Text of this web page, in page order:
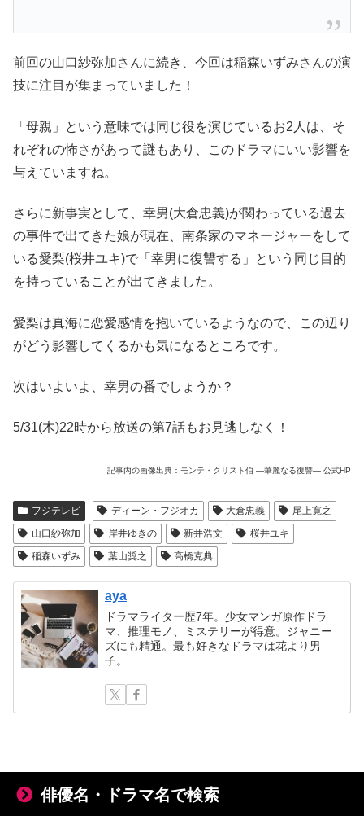
前回の山口紗弥加さんに続き、今回は稲森いずみさんの演
技に注目が集まっていました！
「母親」という意味では同じ役を演じているお2人は、そ
れぞれの怖さがあって謎もあり、このドラマにいい影響を
与えていますね。
さらに新事実として、幸男(大倉忠義)が関わっている過去
の事件で出てきた娘が現在、南条家のマネージャーをして
いる愛梨(桜井ユキ)で「幸男に復讐する」という同じ目的
を持っていることが出てきました。
愛梨は真海に恋愛感情を抱いているようなので、この辺り
がどう影響してくるかも気になるところです。
次はいよいよ、幸男の番でしょうか？
5/31(木)22時から放送の第7話もお見逃しなく！
記事内の画像出典：モンテ・クリスト伯 ―華麗なる復讐― 公式HP
フジテレビ ディーン・フジオカ 大倉忠義
尾上寛之
山口紗弥加
岸井ゆきの 新井浩文
桜井ユキ
稲森いずみ
葉山奨之 高橋克典
aya
ドラマライター歴7年。少女マンガ原作ドラ
マ、推理モノ、ミステリーが得意。ジャニー
ズにも精通。最も好きなドラマは花より男
子。
俳優名・ドラマ名で検索